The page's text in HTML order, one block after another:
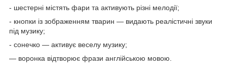
- шестерні містять фари та активують різні мелодії;
- кнопки із зображенням тварин — видають реалістичні звуки
під музику;
- сонечко — активує веселу музику;
— воронка відтворює фрази англійською мовою.